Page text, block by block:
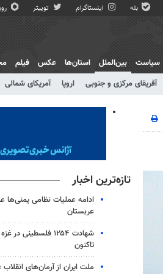
بله اینستاگرام توییتر
سیاست
بین‌الملل
آفریقای مرکزی و جنوبی اروپا آمریکای شمالی
استان‌ها عکس فیلم
تازه‌ترین اخبار
ادامه عملیات نظامی یمنی‌ها
عربستان
شهادت ۱۲۵۴ فلسطینی
تاکنون
ملت ایران از آرمان‌های